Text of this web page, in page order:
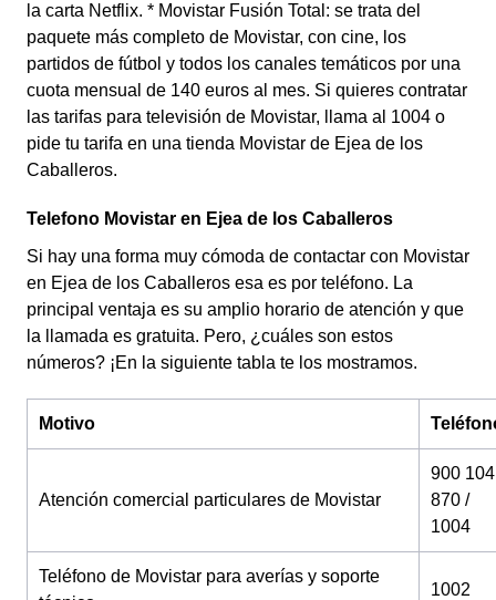
la carta Netflix. * Movistar Fusión Total: se trata del
paquete más completo de Movistar, con cine, los
partidos de fútbol y todos los canales temáticos por una
cuota mensual de 140 euros al mes. Si quieres contratar
las tarifas para televisión de Movistar, llama al 1004 o
pide tu tarifa en una tienda Movistar de Ejea de los
Caballeros.
Telefono Movistar en Ejea de los Caballeros
Si hay una forma muy cómoda de contactar con Movistar
en Ejea de los Caballeros esa es por teléfono. La
principal ventaja es su amplio horario de atención y que
la llamada es gratuita. Pero, ¿cuáles son estos
números? ¡En la siguiente tabla te los mostramos.
Motivo
Atención comercial particulares de Movistar
900 104
870 /
1004
Teléfono de Movistar para averías y soporte
1002